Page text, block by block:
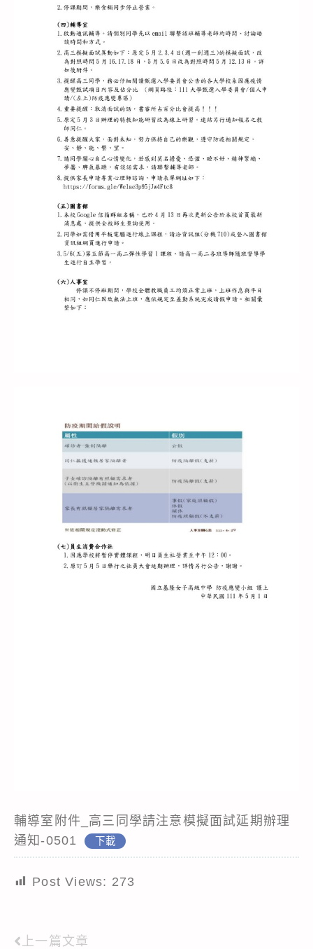
輔導室附件_高三同學請注意模擬面試延期辦理
通知-0501
下載
Post Views: 273
Read
上一篇文章